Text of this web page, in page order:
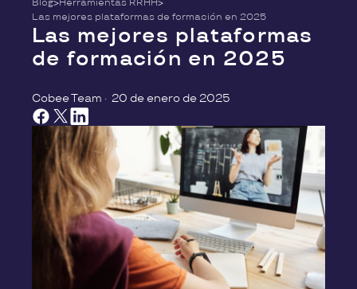
Las mejores plataformas
de formación en 2025
Cobee Team · 20 de enero de 2025
Blog>Herramientas RRHH>
Las mejores plataformas de formación en 2025